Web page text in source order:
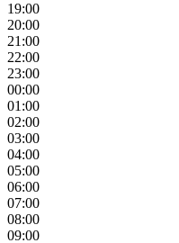
19:00
20:00
21:00
22:00
23:00
00:00
01:00
02:00
03:00
04:00
05:00
06:00
07:00
08:00
09:00